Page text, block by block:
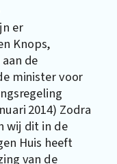
er
Knops,
de
minister voor
2014) Zodra
wij dit in de
Huis heeft
van de